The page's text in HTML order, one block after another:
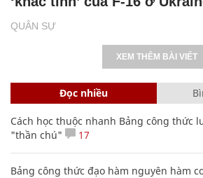
QUÂN SỰ
XEM THÊM BÀI VIẾT
Đọc nhiều
Cách học thuộc nhanh Bảng công thức
"thần chú"
17
Bảng công thức đạo hàm nguyên hàm